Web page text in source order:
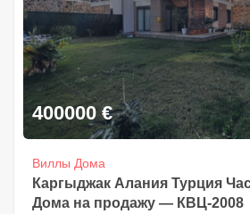
400000 €
Виллы Дома
Каргыджак Алания Турция
Дома на продажу — КВЦ-2008